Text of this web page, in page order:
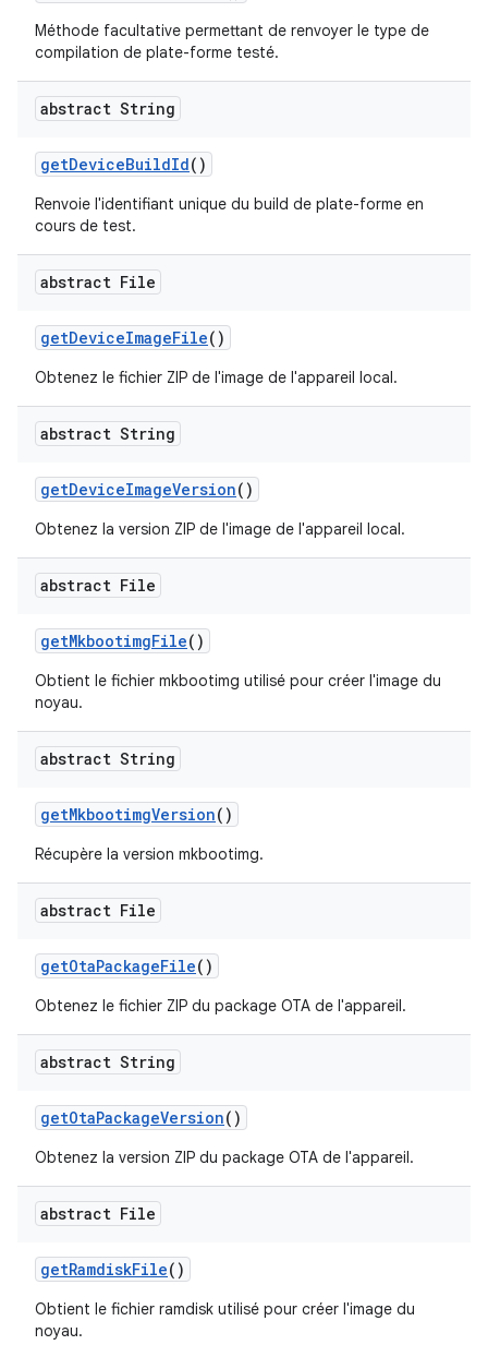
Méthode facultative permettant de renvoyer le type de
compilation de plate-forme testé.
abstract String
getDeviceBuildId()
Renvoie l'identifiant unique du build de plate-forme en
cours de test.
abstract File
getDeviceImageFile()
Obtenez le fichier ZIP de l'image de l'appareil local.
abstract String
getDeviceImageVersion()
Obtenez la version ZIP de l'image de l'appareil local.
abstract File
getMkbootimgFile()
Obtient le fichier mkbootimg utilisé pour créer l'image du
noyau.
abstract String
getMkbootimgVersion()
Récupère la version mkbootimg.
abstract File
getOtaPackageFile()
Obtenez le fichier ZIP du package OTA de l'appareil.
abstract String
getOtaPackageVersion()
Obtenez la version ZIP du package OTA de l'appareil.
abstract File
getRamdiskFile()
Obtient le fichier ramdisk utilisé pour créer l'image du
noyau.